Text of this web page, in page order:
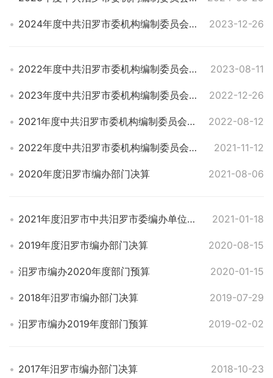
2024年度中共汨罗市委机构编制委员会办公室部门预算 2023-12-26
2022年度中共汨罗市委机构编制委员会办公室部门决算 2023-08-11
2023年度中共汨罗市委机构编制委员会办公室部门预算 2022-12-26
2021年度中共汨罗市委机构编制委员会办公室部门决算 2022-08-12
2022年度中共汨罗市委机构编制委员会办公室部门预算 2021-11-12
2020年度汨罗市编办部门决算 2021-08-06
2021年度汨罗市中共汨罗市委编办单位预算 2021-01-18
2019年度汨罗市编办部门决算 2020-08-15
汨罗市编办2020年度部门预算 2020-01-15
2018年汨罗市编办部门决算 2019-07-29
汨罗市编办2019年度部门预算 2019-02-02
2017年汨罗市编办部门决算 2018-10-23